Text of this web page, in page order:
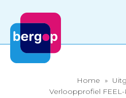
Home »
Verloopprofiel